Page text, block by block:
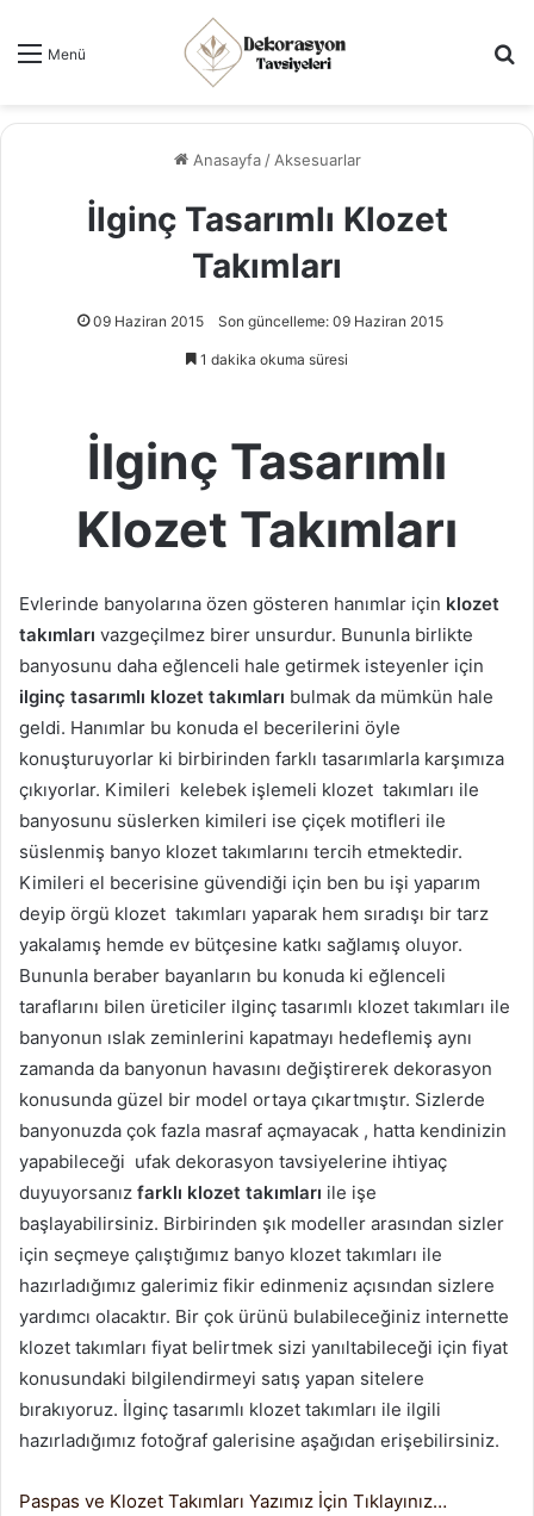
Menü
Anasayfa / Aksesuarlar
İlginç Tasarımlı Klozet
Takımları
09 Haziran 2015 Son güncelleme: 09 Haziran 2015
1 dakika okuma süresi
İlginç Tasarımlı
Klozet Takımları
Evlerinde banyolarına özen gösteren hanımlar için klozet
takımları vazgeçilmez birer unsurdur. Bununla birlikte
banyosunu daha eğlenceli hale getirmek isteyenler için
ilginç tasarımlı klozet takımları bulmak da mümkün hale
geldi. Hanımlar bu konuda el becerilerini öyle
konuşturuyorlar ki birbirinden farklı tasarımlarla karşımıza
çıkıyorlar. Kimileri kelebek işlemeli klozet takımları ile
banyosunu süslerken kimileri ise çiçek motifleri ile
süslenmiş banyo klozet takımlarını tercih etmektedir.
Kimileri el becerisine güvendiği için ben bu işi yaparım
deyip örgü klozet takımları yaparak hem sıradışı bir tarz
yakalamış hemde ev bütçesine katkı sağlamış oluyor.
Bununla beraber bayanların bu konuda ki eğlenceli
taraflarını bilen üreticiler ilginç tasarımlı klozet takımları ile
banyonun ıslak zeminlerini kapatmayı hedeflemiş aynı
zamanda da banyonun havasını değiştirerek dekorasyon
konusunda güzel bir model ortaya çıkartmıştır. Sizlerde
banyonuzda çok fazla masraf açmayacak , hatta kendinizin
yapabileceği ufak dekorasyon tavsiyelerine ihtiyaç
duyuyorsanız farklı klozet takımları ile işe
başlayabilirsiniz. Birbirinden şık modeller arasından sizler
için seçmeye çalıştığımız banyo klozet takımları ile
hazırladığımız galerimiz fikir edinmeniz açısından sizlere
yardımcı olacaktır. Bir çok ürünü bulabileceğiniz internette
klozet takımları fiyat belirtmek sizi yanıltabileceği için fiyat
konusundaki bilgilendirmeyi satış yapan sitelere
bırakıyoruz. İlginç tasarımlı klozet takımları ile ilgili
hazırladığımız fotoğraf galerisine aşağıdan erişebilirsiniz.
Paspas ve Klozet Takımları Yazımız İçin Tıklayınız…